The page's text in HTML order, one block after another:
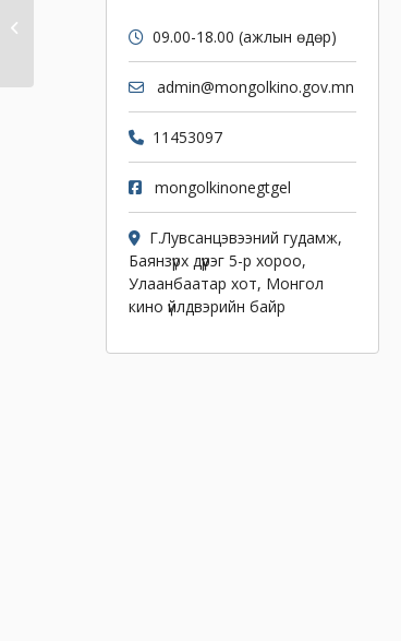
09.00-18.00 (ажлын өдөр)
admin@mongolkino.gov.mn
11453097
mongolkinonegtgel
Г.Лувсанцэвээний гудамж,
Баянзүрх дүүрэг 5-р хороо,
Улаанбаатар хот, Монгол
кино үйлдвэрийн байр